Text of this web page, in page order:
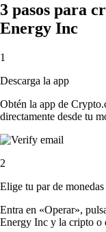
3 pasos para
Energy Inc
1
Descarga la app
Obtén la app de
directamente desde tu
2
Elige tu par de monedas
Entra en «Operar»,
Energy Inc y la cripto o